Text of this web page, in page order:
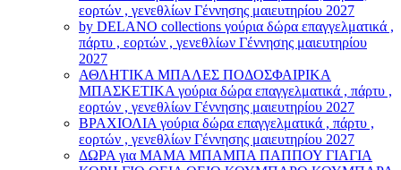
εορτών , γενεθλίων Γέννησης μαιευτηρίου 2027
by DELANO collections γούρια δώρα επαγγελματικά ,
πάρτυ , εορτών , γενεθλίων Γέννησης μαιευτηρίου
2027
ΑΘΛΗΤΙΚΑ ΜΠΑΛΕΣ ΠΟΔΟΣΦΑΙΡΙΚΑ
ΜΠΑΣΚΕΤΙΚΑ γούρια δώρα επαγγελματικά , πάρτυ ,
εορτών , γενεθλίων Γέννησης μαιευτηρίου 2027
ΒΡΑΧΙΟΛΙA γούρια δώρα επαγγελματικά , πάρτυ ,
εορτών , γενεθλίων Γέννησης μαιευτηρίου 2027
ΔΩΡΑ για ΜΑΜΑ ΜΠΑΜΠΑ ΠΑΠΠΟΥ ΓΙΑΓΙΑ